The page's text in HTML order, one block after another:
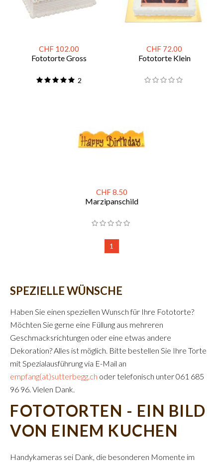
CHF 102.00
Fototorte Gross
2
CHF 72.00
Fototorte Klein
CHF 8.50
Marzipanschild
1
SPEZIELLE WÜNSCHE
Haben Sie einen speziellen Wunsch für Ihre Fototorte?
Möchten Sie gerne eine Füllung aus mehreren
Geschmacksrichtungen oder eine etwas andere
Dekoration? Alles ist möglich. Bitte bestellen Sie Ihre Torte
mit Spezialausführung via E-Mail an
empfang(at)sutterbegg.ch oder telefonisch unter 061 685
96 96. Vielen Dank.
FOTOTORTEN - EIN BILD
VON EINEM KUCHEN
Handykameras sei Dank, die besonderen Momente im